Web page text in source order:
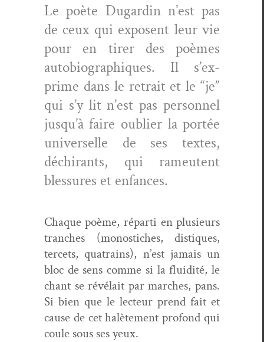
Le poète Dugardin n’est pas
de ceux qui exposent leur vie
pour en tir­er des poèmes
auto­bi­ographiques. Il s’ex­
prime dans le retrait et le “je”
qui s’y lit n’est pas per­son­nel
jusqu’à faire oubli­er la portée
uni­verselle de ses textes,
déchi­rants, qui rameu­tent
blessures et enfances.
Chaque poème, répar­ti en plusieurs
tranch­es (mono­stich­es, dis­tiques,
ter­cets, qua­trains), n’est jamais un
bloc de sens comme si la flu­id­ité, le
chant se révélait par march­es, pans.
Si bien que le lecteur prend fait et
cause de cet halète­ment pro­fond qui
coule sous ses yeux.